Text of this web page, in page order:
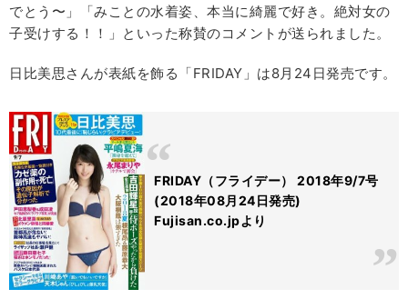
でとう〜」「みことの水着姿、本当に綺麗で好き。絶対女の
子受けする！！」といった称賛のコメントが送られました。
日比美思さんが表紙を飾る「FRIDAY」は8月24日発売です。
FRIDAY（フライデー） 2018年9/7号
(2018年08月24日発売)
Fujisan.co.jpより